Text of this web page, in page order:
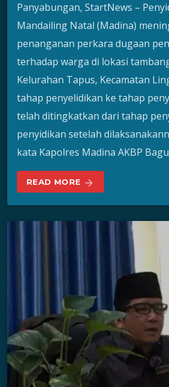
Panyabungan, StartNews –
Mandailing Natal (Madina)
penanganan perkara dugaan
terhadap warga di lokasi
Kelurahan Tapus, Kecamatan
tahap penyelidikan ke tahap
telah ditingkatkan dari tahap
penyidikan setelah
kata Kapolres Madina AKBP
READ MORE arrow_forward